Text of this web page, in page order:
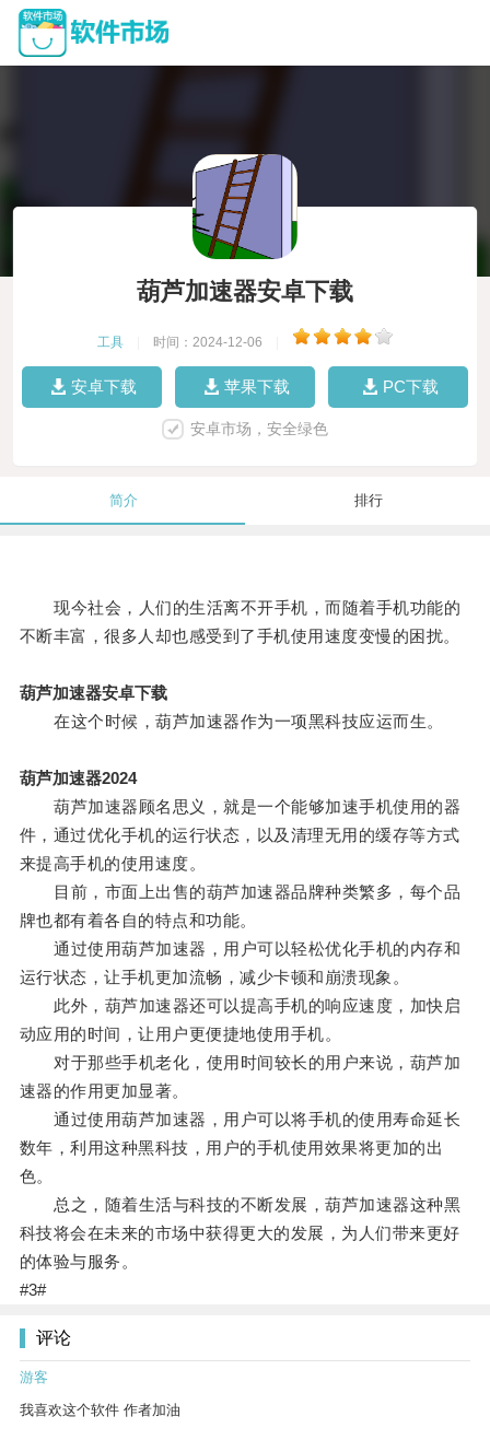
葫芦加速器安卓下载
工具 时间：2024-12-06
安卓下载 苹果下载 PC下载
安卓市场，安全绿色
简介 排行
现今社会，人们的生活离不开手机，而随着手机功能的
不断丰富，很多人却也感受到了手机使用速度变慢的困扰。
葫芦加速器安卓下载
在这个时候，葫芦加速器作为一项黑科技应运而生。
葫芦加速器2024
葫芦加速器顾名思义，就是一个能够加速手机使用的器
件，通过优化手机的运行状态，以及清理无用的缓存等方式
来提高手机的使用速度。
目前，市面上出售的葫芦加速器品牌种类繁多，每个品
牌也都有着各自的特点和功能。
通过使用葫芦加速器，用户可以轻松优化手机的内存和
运行状态，让手机更加流畅，减少卡顿和崩溃现象。
此外，葫芦加速器还可以提高手机的响应速度，加快启
动应用的时间，让用户更便捷地使用手机。
对于那些手机老化，使用时间较长的用户来说，葫芦加
速器的作用更加显著。
通过使用葫芦加速器，用户可以将手机的使用寿命延长
数年，利用这种黑科技，用户的手机使用效果将更加的出
色。
总之，随着生活与科技的不断发展，葫芦加速器这种黑
科技将会在未来的市场中获得更大的发展，为人们带来更好
的体验与服务。
#3#
评论
游客
我喜欢这个软件 作者加油